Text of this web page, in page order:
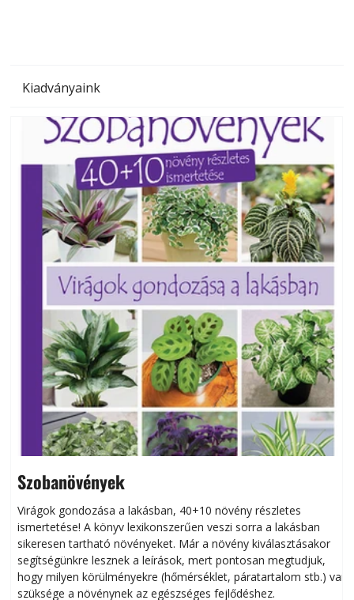
Kiadványaink
Szobanövények
Virágok gondozása a lakásban, 40+10 növény részletes
ismertetése! A könyv lexikonszerűen veszi sorra a lakásban
sikeresen tart­ha­tó növényeket. Már a növény kiválasztásakor
segítségünkre lesznek a leírások, mert pontosan megtudjuk,
hogy milyen körülményekre (hőmérséklet, páratartalom stb.) van
szüksége a növénynek az egészséges fejlődéshez.